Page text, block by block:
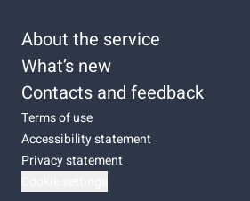
About the service
What’s new
Contacts and feedback
Terms of use
Accessibility statement
Privacy statement